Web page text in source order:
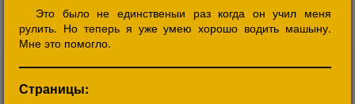
Это было не единственыи раз когда он учил меня
рулить. Но теперь я уже умею хорошо водить машыну.
Мне это помогло.
Страницы: